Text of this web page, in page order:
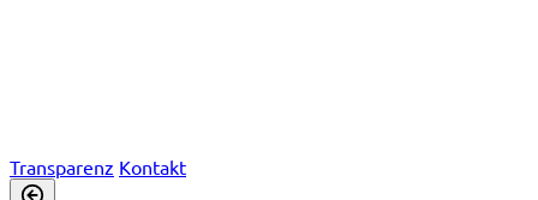
Transparenz Kontakt